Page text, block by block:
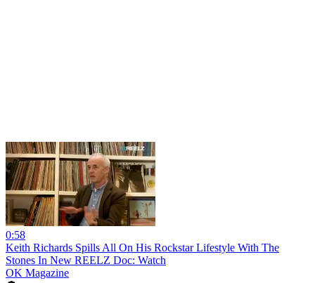
0:58
Keith Richards Spills All On His Rockstar Lifestyle With The
Stones In New REELZ Doc: Watch
OK Magazine